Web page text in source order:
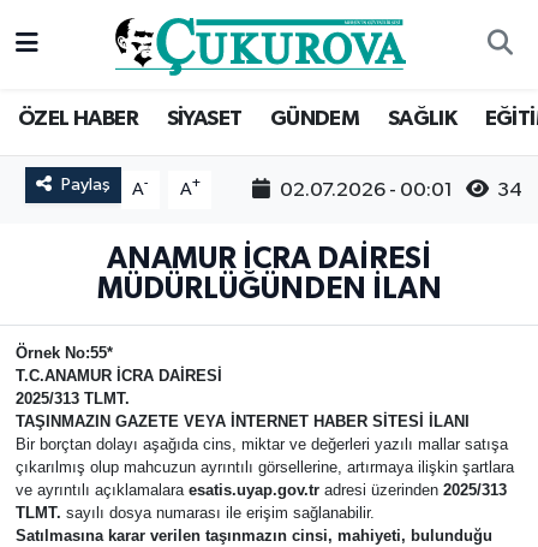
ÖZEL HABER SİYASET GÜNDEM SAĞLIK
Paylaş A- A+ 02.07.2026 - 00:01 34
ANAMUR İCRA DAİRESİ
MÜDÜRLÜĞÜNDEN İLAN
Örnek No:55*
T.C.ANAMUR İCRA DAİRESİ
2025/313 TLMT.
TAŞINMAZIN GAZETE VEYA İNTERNET HABER SİTESİ İLANI
Bir borçtan dolayı aşağıda cins, miktar ve değerleri yazılı mallar satışa
çıkarılmış olup mahcuzun ayrıntılı görsellerine, artırmaya ilişkin şartlara
ve ayrıntılı açıklamalara esatis.uyap.gov.tradresi üzerinden 2025/313
TLMT. sayılı dosya numarası ile erişim sağlanabilir.
Satılmasına karar verilen taşınmazın cinsi, mahiyeti, bulunduğu
Mersin Hava Durumu
Mersin Trafik Yoğunluk Haritası
Tüm Manşetler
Son Dakika Haberleri
Haber Arşivi